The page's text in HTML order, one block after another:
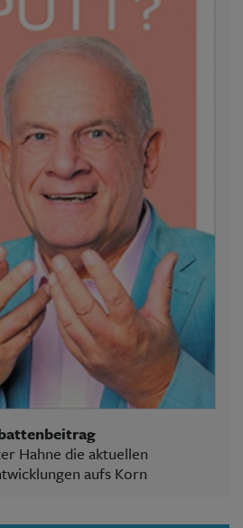
Hahne die aktuellen
aufs Korn